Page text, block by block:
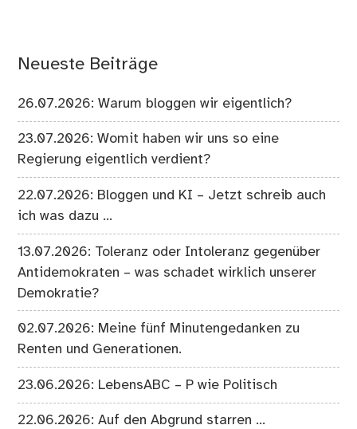
Neueste Beiträge
26.07.2026: Warum bloggen wir eigentlich?
23.07.2026: Womit haben wir uns so eine
Regierung eigentlich verdient?
22.07.2026: Bloggen und KI – Jetzt schreib auch
ich was dazu …
13.07.2026: Toleranz oder Intoleranz gegenüber
Antidemokraten – was schadet wirklich unserer
Demokratie?
02.07.2026: Meine fünf Minutengedanken zu
Renten und Generationen.
23.06.2026: LebensABC – P wie Politisch
22.06.2026: Auf den Abgrund starren …